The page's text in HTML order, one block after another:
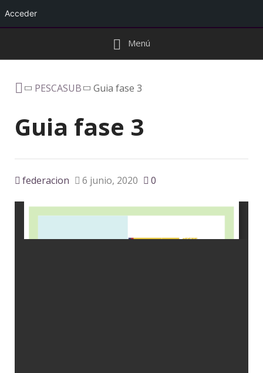
Menú
PESCASUB Guia fase 3
Guia fase 3
federacion 6 junio, 2020 0
Acceder